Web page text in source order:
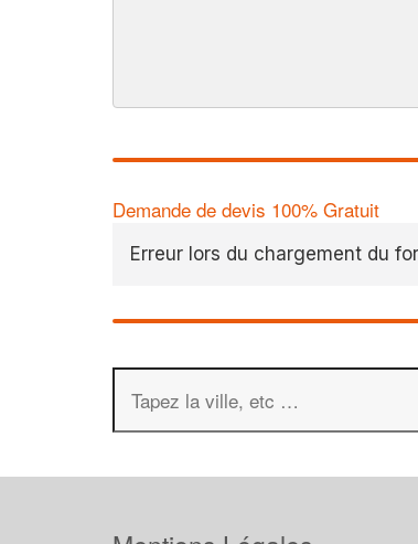
Demande de devis 100% Gratuit
Erreur lors du chargement du